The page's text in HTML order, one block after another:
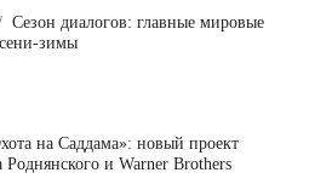
Сезон диалогов: главные мировые
зимы
на Саддама»: новый проект
Роднянского и Warner Brothers